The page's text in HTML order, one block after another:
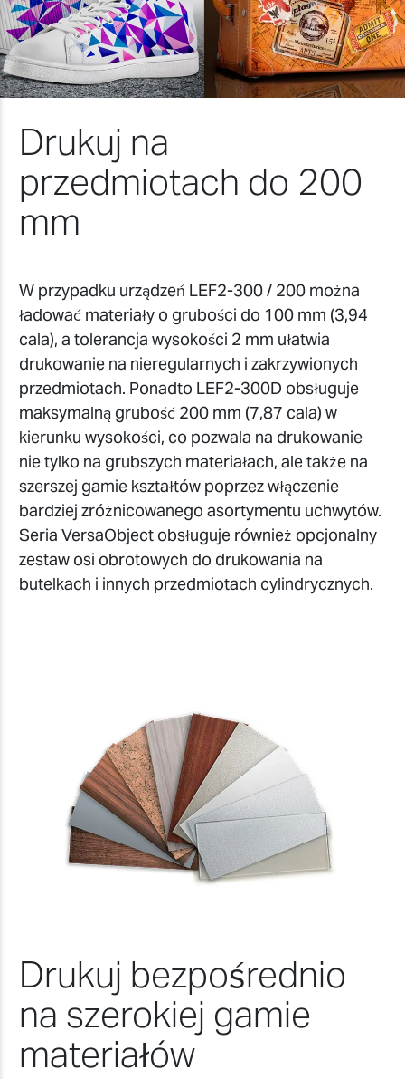
Drukuj na
przedmiotach do 200
mm
W przypadku urządzeń LEF2-300 / 200 można
ładować materiały o grubości do 100 mm (3,94
cala), a tolerancja wysokości 2 mm ułatwia
drukowanie na nieregularnych i zakrzywionych
przedmiotach. Ponadto LEF2-300D obsługuje
maksymalną grubość 200 mm (7,87 cala) w
kierunku wysokości, co pozwala na drukowanie
nie tylko na grubszych materiałach, ale także na
szerszej gamie kształtów poprzez włączenie
bardziej zróżnicowanego asortymentu uchwytów.
Seria VersaObject obsługuje również opcjonalny
zestaw osi obrotowych do drukowania na
butelkach i innych przedmiotach cylindrycznych.
Drukuj bezpośrednio
na szerokiej gamie
materiałów